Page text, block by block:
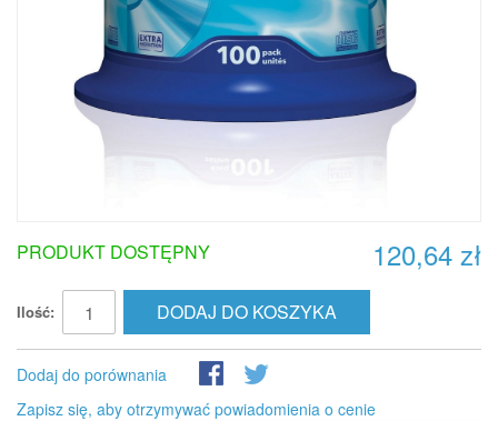
120,64 zł
PRODUKT DOSTĘPNY
Ilość: DODAJ DO KOSZYKA
Dodaj do porównania
Zapisz się, aby otrzymywać powiadomienia o cenie